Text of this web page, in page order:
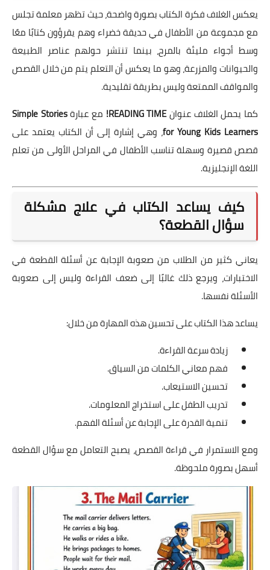
يعكس الغلاف فكرة الكتاب بصورة واضحة، حيث تظهر معلمة تجلس
مع مجموعة من الأطفال في حديقة خضراء وهم يقرؤون كتابًا معًا
وسط أجواء مليئة بالمرح، بينما تنتشر حولهم عناصر الطبيعة
والحيوانات والمزرعة، وهو ما يعكس أن التعلم يتم من خلال القصص
والمواقف الممتعة وليس بطريقة تقليدية.
كما يحمل الغلاف عنوانREADING TIME! مع عبارةSimple Stories
for Young Kids Learners، وهي إشارة إلى أن الكتاب يعتمد على
قصص قصيرة وسهلة تناسب الأطفال في المراحل الأولى من تعلم
اللغة الإنجليزية.
كيف يساعد الكتاب في علاج مشكلة
سؤال القطعة؟
يعاني كثير من الطلاب من صعوبة الإجابة عن أسئلة القطعة في
الاختبارات، ويرجع ذلك غالبًا إلى ضعف القراءة وليس إلى صعوبة
الأسئلة نفسها.
يساعد هذا الكتاب على تحسين هذه المهارة من خلال:
زيادة سرعة القراءة.
فهم معاني الكلمات من السياق.
تحسين الاستيعاب.
تدريب الطفل على استخراج المعلومات.
تنمية القدرة على الإجابة عن أسئلة الفهم.
ومع الاستمرار في قراءة القصص، يصبح التعامل مع سؤال القطعة
أسهل بصورة ملحوظة.